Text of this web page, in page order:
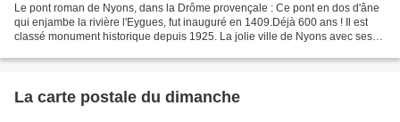
Le pont roman de Nyons, dans la Drôme provençale : Ce pont en dos d'âne
qui enjambe la rivière l'Eygues, fut inauguré en 1409.Déjà 600 ans ! Il est
classé monument historique depuis 1925. La jolie ville de Nyons avec ses
La carte postale du dimanche